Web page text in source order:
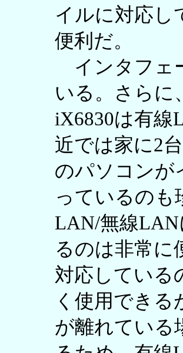
イルに対応し
便利だ。
インタフェ
いる。さらに
iX6830は有線
近では家に2
のパソコンが
っているのも
LAN/無線
るのは非常に
対応している
く使用でき
が離れている